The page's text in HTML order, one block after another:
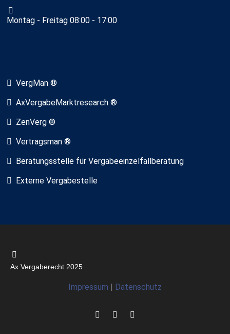
Montag - Freitag 08:00 - 17:00
VergMan ®
AxVergabeMarktresearch ®
ZenVerg ®
Vertragsman ®
Beratungsstelle für Vergabeeinzelfallberatung
Externe Vergabestelle
Ax Vergaberecht 2025
Impressum Datenschutz